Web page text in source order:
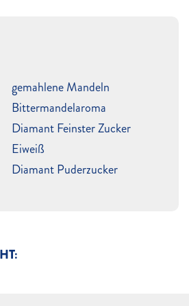
gemahlene Mandeln
Bittermandelaroma
Diamant Feinster Zucker
Eiweiß
Diamant Puderzucker